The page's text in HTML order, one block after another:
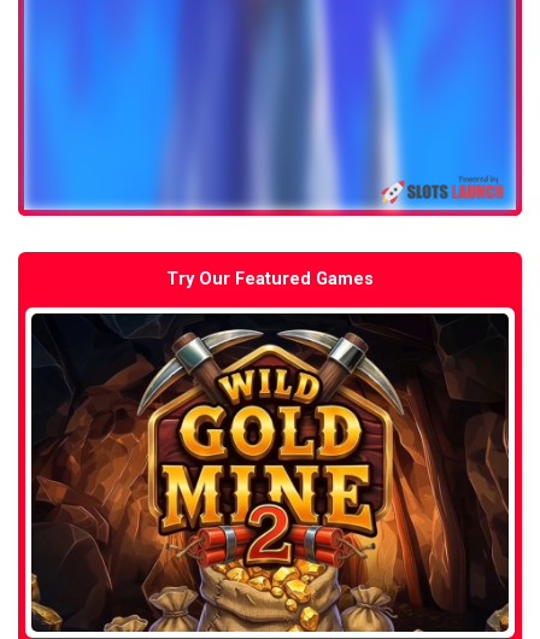
Try Our Featured Games